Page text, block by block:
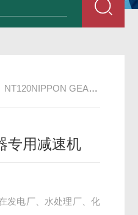
KIKUSUI菊水直流电源-故障快
NT120NIPPON GEAR/日本搅拌器专用减速机
专用减速机
发电厂、水处理厂、化